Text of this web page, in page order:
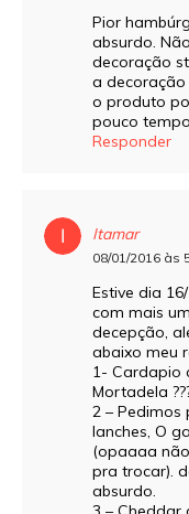
Pior
absurdo.
decoração
a
o produto
pouco
Responder
Itamar
08/01/2016 às
Estive dia
com mais
decepção,
abaixo meu
1- Cardapio
Mortadela
2 –
lanches, O
(opaaaa
pra trocar).
absurdo.